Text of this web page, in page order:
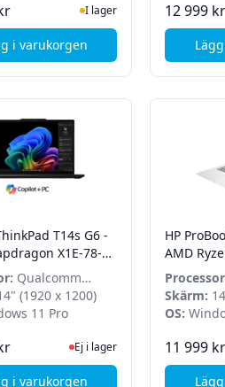
- Core U5 225U - 32GB -
I lager
i varukorgen
, HP OmniBook Ultra 14-
12 999 kr
för senaste status
T14s G6 -
X1E-78-
- Win 11
Qualcomm
Snapdragon
(1920 x 1200)
11 Pro
Ej i lager, besök
Ej i lager
i varukorgen
HP
AMD
220
Skärm:
OS:
11 999 kr